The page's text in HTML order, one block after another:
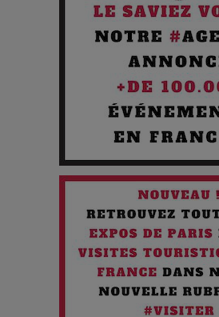
Pourquoi les Petites Entreprises
Cibles des Hackers
Les 3 meilleures destinations pour
Quand l'Opéra Rencontre l'IA : Lola
Paradoxe qui Chante le Futur
Chien 51 - Quand l’IA prend le
futur troublant
Maïra Kerey, la “voix d’or du
ans de carrière à la Salle Gaveau